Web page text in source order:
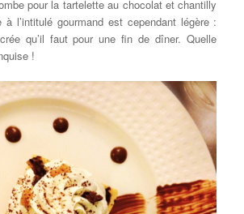
pour la tartelette au chocolat et chantilly
à l’intitulé gourmand est cependant légère :
qu’il faut pour une fin de dîner. Quelle
!